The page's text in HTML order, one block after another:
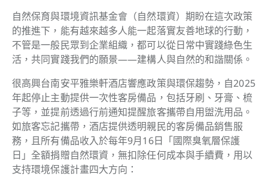
自然保育與環境資訊基金會（自然環資）期盼在這次政策
的推進下，能有越來越多人能一起落實友善地球的行動，
不管是一般民眾到企業組織，都可以從日常中實踐綠色生
活，共同實踐我們的願景——建構人與自然的和諧關係。
很高興台南安平雅樂軒酒店響應政策與環保趨勢，自2025
年起停止主動提供一次性客房備品，包括牙刷、牙膏、梳
子等，並提前透過行前通知提醒旅客攜帶自用盥洗用品。
如旅客忘記攜帶，酒店提供透明親民的客房備品銷售服
務，且所有備品收入於每年9月16日「國際臭氧層保護
日」全額捐贈自然環資，無扣除任何成本與手續費，用以
支持環境保護計畫四大方向：